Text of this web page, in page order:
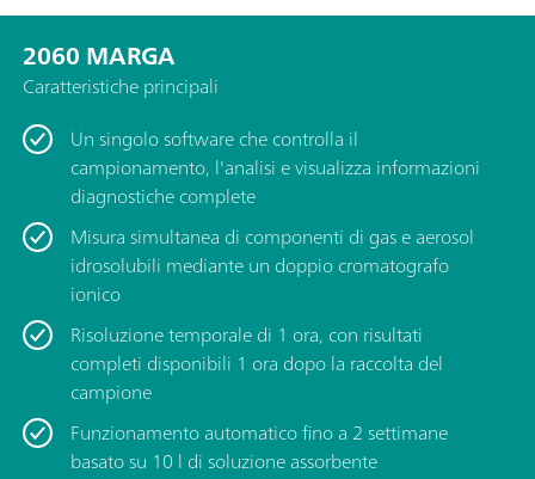
2060 MARGA
Caratteristiche principali
Un singolo software che controlla il
campionamento, l'analisi e visualizza informazioni
diagnostiche complete
Misura simultanea di componenti di gas e aerosol
idrosolubili mediante un doppio cromatografo
ionico
­Risoluzione temporale di 1 ora, con risultati
completi disponibili 1 ora dopo la raccolta del
campione
­­Funzionamento automatico fino a 2 settimane
basato su 10 l di soluzione assorbente